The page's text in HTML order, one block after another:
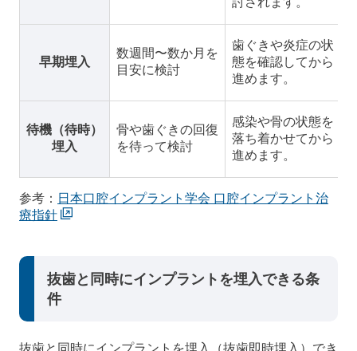
早期埋入
数週間〜数か月を
目安に検討
歯ぐきや炎症の状
態を確認してから
進めます。
待機（待時）
埋入
骨や歯ぐきの回復
を待って検討
感染や骨の状態を
落ち着かせてから
進めます。
参考： 日本口腔インプラント学会 口腔インプラント治
療指針
抜歯と同時にインプラントを埋入できる条
件